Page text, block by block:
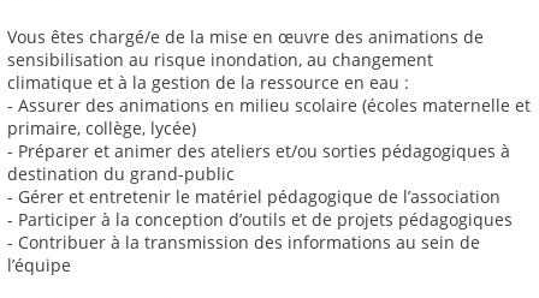
Vous êtes chargé/e de la mise en œuvre des animations de
sensibilisation au risque inondation, au changement
climatique et à la gestion de la ressource en eau :
- Assurer des animations en milieu scolaire (écoles maternelle et
primaire, collège, lycée)
- Préparer et animer des ateliers et/ou sorties pédagogiques à
destination du grand-public
- Gérer et entretenir le matériel pédagogique de l’association
- Participer à la conception d’outils et de projets pédagogiques
- Contribuer à la transmission des informations au sein de
l’équipe